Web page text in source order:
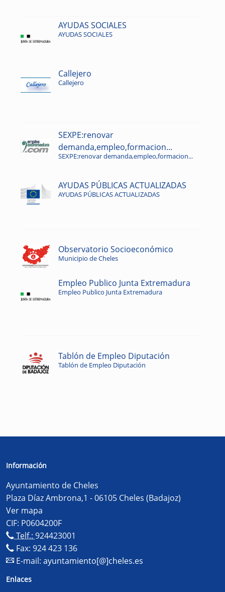
AYUDAS SOCIALES
AYUDAS SOCIALES
Callejero
Callejero
SEXPE:renovar
demanda,empleo,formacion...
SEXPE:renovar demanda,empleo,formacion...
AYUDAS PÚBLICAS ACTUALIZADAS
AYUDAS PÚBLICAS ACTUALIZADAS
Observatorio Socioeconómico
Municipio de Cheles
Empleo Publico Junta Extremadura
Empleo Publico Junta Extremadura
Tablón de Empleo Diputación
Tablón de Empleo Diputación
Información
Ayuntamiento de Cheles
Plaza Díaz Ambrona,1 - 06105 Cheles (Badajoz)
Ver mapa
CIF: P0604200F
Telf.: 924423001
Fax: 924 423 136
E-mail: ayuntamiento[@]cheles.es
Enlaces